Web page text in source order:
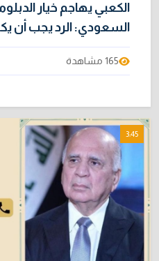
الكعبي يهاجم خيار
السعودي: الرد يجب أن
165 مشاهدة
3:45